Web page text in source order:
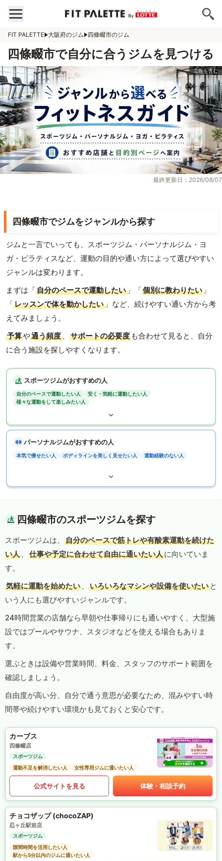
FIT PALETTE 大阪府のジム 四條畷市のジム
四條畷市で自分に合うジムを見つける
最終更新日：2026/08/07
四條畷市でジムをジャンルから探す
ジムと一言でいっても、スポーツジム・パーソナルジム・ヨ
ガ・ピラティスなど、運動の目的や通い方によって選びやすい
ジャンルは変わります。
まずは「自分のペースで運動したい 」「個別に教わりたい 」
「レッスンで体を動かしたい 」など、続けやすい通い方から考
えてみましょう。
予算や通う頻度 、 サポートの必要度 も合わせて見ると、自分
に合う施設を探しやすくなります。
スポーツジムがおすすめの人
自分のペースで運動したい人
安く・気軽に運動したい人
様々な運動をして楽しみたい人
パーソナルジムがおすすめの人
本気で痩せたい人 ボディラインを美しく見せたい人 運動経験のない人
四條畷市のスポーツジムを探す
スポーツジムは、
自分のペースで筋トレや有酸素運動を続けた
い人 、 仕事や予定に合わせて自由に通いたい人に向いていま
す。
気軽に運動を始めたい 、 いろいろなマシンや設備を使いたい と
いう人にも選びやすいジャンルです。
24時間営業の店舗なら早朝や仕事帰りにも通いやすく、大型施
設ではプールやサウナ、スタジオなどを使える場合もありま
す。
選ぶときは設備や営業時間、料金、スタッフのサポート範囲を
確認しましょう。
自由度が高い分、自分で通う意思が必要なため、混みやすい時
間帯や続けやすい環境かも見ておくと安心です。
カーブス
四條畷店
スポーツジム
運動不足を解消したい人
女性専用ジムに通いたい人
公式サイトを見る 体験・相談予約
チョコザップ (chocoZAP)
忍ヶ丘駅前店
スポーツジム
隙間時間を活用したい人
駅から5分以内のジムに通いたい人